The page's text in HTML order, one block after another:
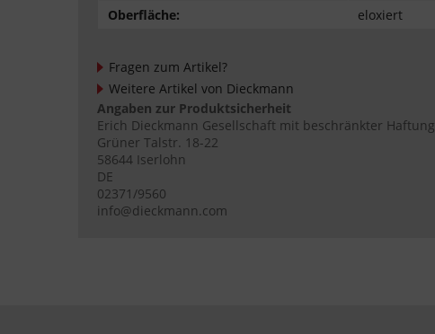
Oberfläche:
eloxiert
Fragen zum Artikel?
Weitere Artikel von Dieckmann
Angaben zur Produktsicherheit
Erich Dieckmann Gesellschaft mit beschränkter Haftung
Grüner Talstr. 18-22
58644 Iserlohn
DE
02371/9560
info@dieckmann.com